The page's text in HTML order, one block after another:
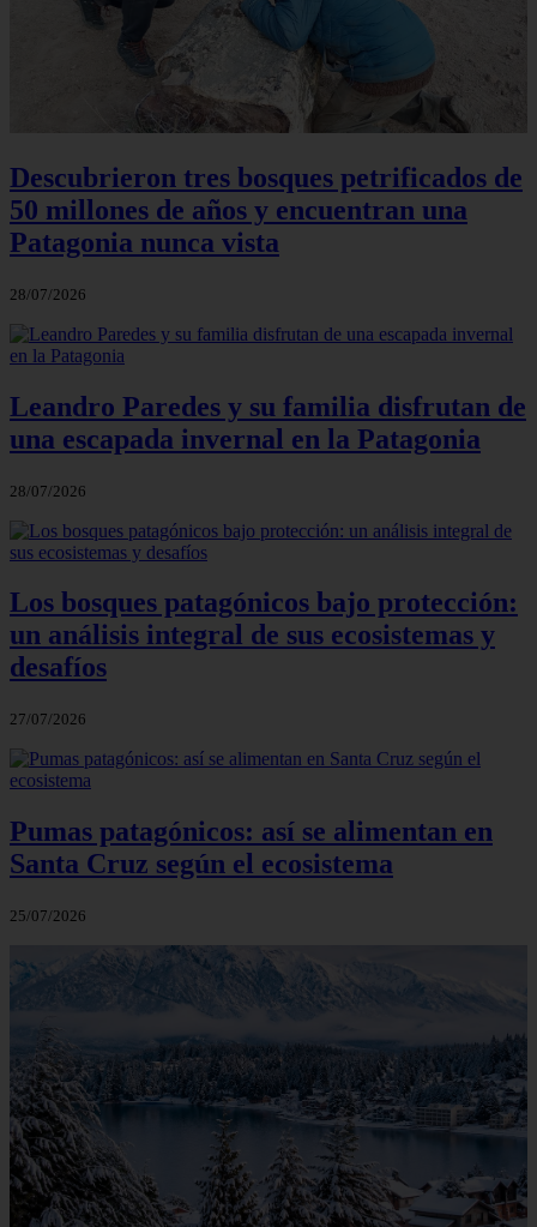
Descubrieron tres bosques petrificados de
50 millones de años y encuentran una
Patagonia nunca vista
28/07/2026
Leandro Paredes y su familia disfrutan de
una escapada invernal en la Patagonia
28/07/2026
Los bosques patagónicos bajo protección:
un análisis integral de sus ecosistemas y
desafíos
27/07/2026
Pumas patagónicos: así se alimentan en
Santa Cruz según el ecosistema
25/07/2026